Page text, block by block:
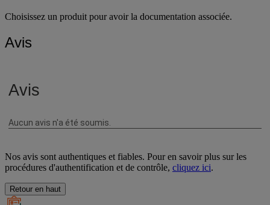
Choisissez un produit pour avoir la documentation associée.
Avis
Nos avis sont authentiques et fiables. Pour en savoir plus sur les
procédures d'authentification et de contrôle, cliquez ici.
Retour en haut